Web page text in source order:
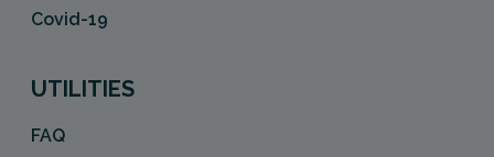
Covid-19
UTILITIES
FAQ